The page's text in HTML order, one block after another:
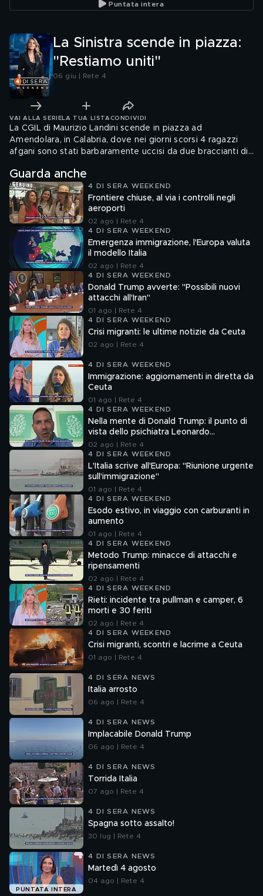
Puntata intera
La Sinistra scende in piazza:
"Restiamo uniti"
06 giu | Rete 4
VAI ALLA SERIE LA TUA LISTA CONDIVIDI
La CGIL di Maurizio Landini scende in piazza ad
Amendolara, in Calabria, dove nei giorni scorsi 4 ragazzi
afgani sono stati barbaramente uccisi da due braccianti di
Guarda anche
4 DI SERA WEEKEND
Frontiere chiuse, al via i controlli negli
aeroporti
02 ago | Rete 4
4 DI SERA WEEKEND
Emergenza immigrazione, l'Europa valuta
il modello Italia
02 ago | Rete 4
4 DI SERA WEEKEND
Donald Trump avverte: "Possibili nuovi
attacchi all'Iran"
01 ago | Rete 4
4 DI SERA WEEKEND
Crisi migranti: le ultime notizie da Ceuta
02 ago | Rete 4
4 DI SERA WEEKEND
Immigrazione: aggiornamenti in diretta da
Ceuta
01 ago | Rete 4
4 DI SERA WEEKEND
Nella mente di Donald Trump: il punto di
vista dello psichiatra Leonardo
Mendolicchio
02 ago | Rete 4
4 DI SERA WEEKEND
L'Italia scrive all'Europa: "Riunione urgente
sull'immigrazione"
01 ago | Rete 4
4 DI SERA WEEKEND
Esodo estivo, in viaggio con carburanti in
aumento
01 ago | Rete 4
4 DI SERA WEEKEND
Metodo Trump: minacce di attacchi e
ripensamenti
02 ago | Rete 4
4 DI SERA WEEKEND
Rieti: incidente tra pullman e camper, 6
morti e 30 feriti
02 ago | Rete 4
4 DI SERA WEEKEND
Crisi migranti, scontri e lacrime a Ceuta
01 ago | Rete 4
4 DI SERA NEWS
Italia arrosto
06 ago | Rete 4
4 DI SERA NEWS
Implacabile Donald Trump
06 ago | Rete 4
4 DI SERA NEWS
Torrida Italia
07 ago | Rete 4
4 DI SERA NEWS
Spagna sotto assalto!
30 lug | Rete 4
PUNTATA INTERA
4 DI SERA NEWS
Martedì 4 agosto
04 ago | Rete 4